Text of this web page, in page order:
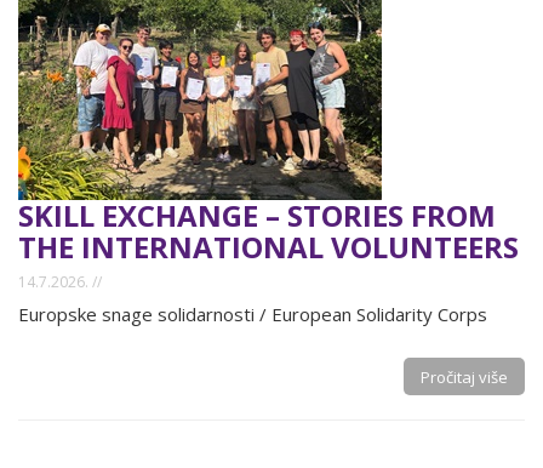
SKILL EXCHANGE – STORIES FROM
THE INTERNATIONAL VOLUNTEERS
14.7.2026. //
Europske snage solidarnosti / European Solidarity Corps
Pročitaj više